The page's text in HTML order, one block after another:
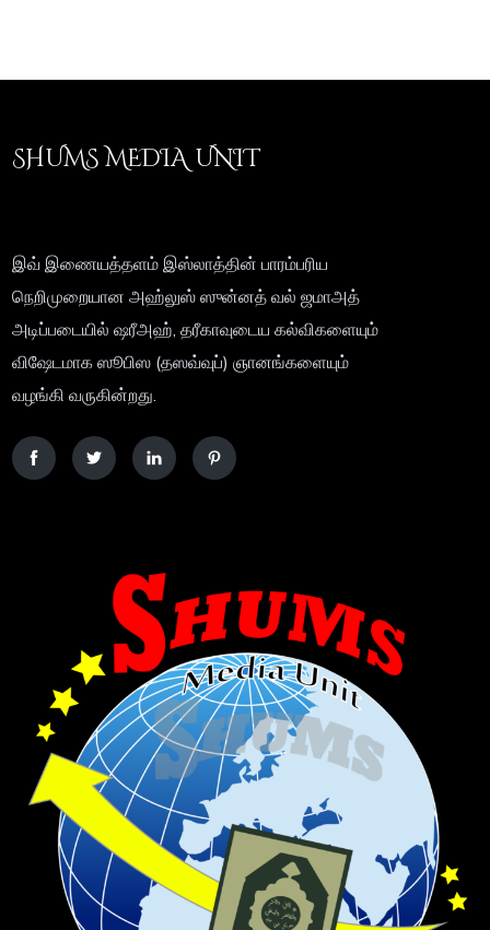
SHUMS MEDIA UNIT
இவ் இணையத்தளம் இஸ்லாத்தின் பாரம்பரிய
நெறிமுறையான அஹ்லுஸ் ஸுன்னத் வல் ஜமாஅத்
அடிப்படையில் ஷரீஅஹ், தரீகாவுடைய கல்விகளையும்
விஷேடமாக ஸூபிஸ (தஸவ்வுப்) ஞானங்களையும்
வழங்கி வருகின்றது.